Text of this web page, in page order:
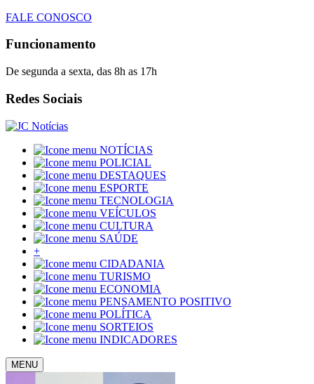
FALE CONOSCO
Funcionamento
De segunda a sexta, das 8h as 17h
Redes Sociais
NOTÍCIAS
POLICIAL
DESTAQUES
ESPORTE
TECNOLOGIA
VEÍCULOS
CULTURA
SAÚDE
+
CIDADANIA
TURISMO
ECONOMIA
PENSAMENTO POSITIVO
POLÍTICA
SORTEIOS
INDICADORES
MENU